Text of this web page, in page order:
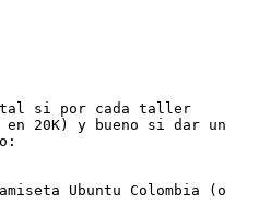
tal si por cada taller
en 20K) y bueno si dar un
Ubuntu Colombia (o